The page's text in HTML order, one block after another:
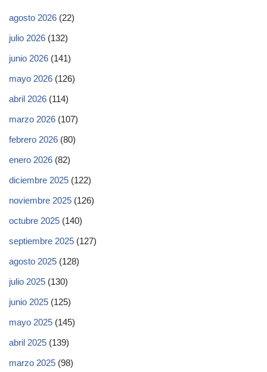
agosto 2026 (22)
julio 2026 (132)
junio 2026 (141)
mayo 2026 (126)
abril 2026 (114)
marzo 2026 (107)
febrero 2026 (80)
enero 2026 (82)
diciembre 2025 (122)
noviembre 2025 (126)
octubre 2025 (140)
septiembre 2025 (127)
agosto 2025 (128)
julio 2025 (130)
junio 2025 (125)
mayo 2025 (145)
abril 2025 (139)
marzo 2025 (98)